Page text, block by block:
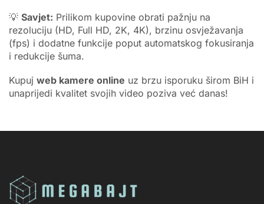
💡 Savjet: Prilikom kupovine obrati pažnju na
rezoluciju (HD, Full HD, 2K, 4K), brzinu osvježavanja
(fps) i dodatne funkcije poput automatskog fokusiranja
i redukcije šuma.
Kupuj web kamere online uz brzu isporuku širom BiH i
unaprijedi kvalitet svojih video poziva već danas!